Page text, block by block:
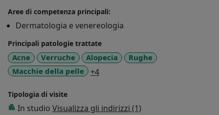
sui tumori cutanei
Aree di competenza principali:
Dermatologia e venereologia
Principali patologie trattate
Acne Verruche Alopecia
Rughe
Macchie della pelle
+4a11y_sr_more_diseases
Tipologia di visite
In studio Visualizza gli indirizzi (1)